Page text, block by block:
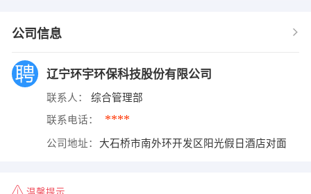
公司信息
辽宁环宇环保科技股份有限公司
联系人： 综合管理部
联系电话： ****
公司地址： 大石桥市南外环开发区阳光假日酒店对面